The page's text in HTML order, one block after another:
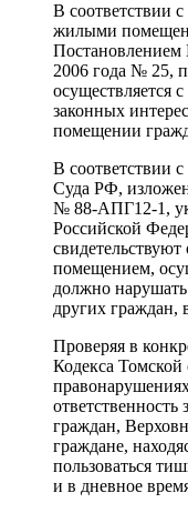
В соответствии
жилыми
Постановлением
2006 года № 25,
осуществляется
законных
помещении
В соответствии
Суда РФ,
№ 88-АПГ12-1,
Российской
помещением,
должно
других граждан,
Проверяя в
Кодекса
граждан,
граждане,
пользоваться
и в дневное